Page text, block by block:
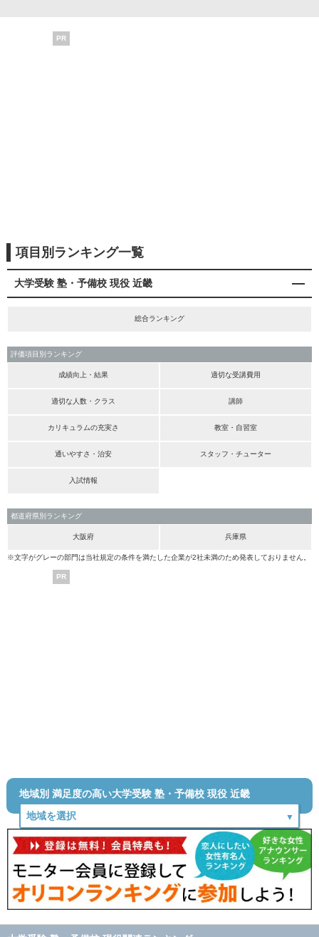
PR
項目別ランキング一覧
大学受験 塾・予備校 現役 近畿
総合ランキング
評価項目別ランキング
成績向上・結果 適切な受講費用
適切な人数・クラス 講師
カリキュラムの充実さ 教室・自習室
通いやすさ・治安 スタッフ・チューター
入試情報
都道府県別ランキング
大阪府 兵庫県
※文字がグレーの部門は当社規定の条件を満たした企業が2社未満のため発表しておりません。
PR
地域別 満足度の高い大学受験 塾・予備校 現役 近畿